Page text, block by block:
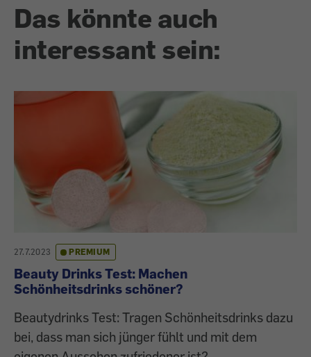
Das könnte auch
interessant sein:
27.7.2023 PREMIUM
Beauty Drinks Test: Machen
Schönheitsdrinks schöner?
Beautydrinks Test: Tragen Schönheitsdrinks dazu
bei, dass man sich jünger fühlt und mit dem